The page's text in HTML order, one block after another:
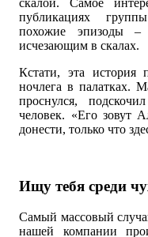
публикациях
похожие эпизоды –
исчезающим в скалах.
Кстати, эта история
ночлега в палатках.
проснулся,
человек. «Его зовут
донести, только что
Ищу тебя среди
Самый массовый
нашей компании